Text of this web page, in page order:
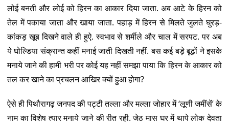
लोई बनती और लोई को हिरन का आकार दिया जाता. अब आटे के हिरन को
तेल में पकाया जाता और खाया जाता. पहाड़ में हिरन से मिलते जुलते घुरड़-
कांकड़ खूब दिखने वाले ही हुऐ. स्वभाव से शर्मीले और चाल में सरपट. पर अब
ये घोल्डिया संक्रान्त कहीं मनाई जाती दिखती नहीं. बस कई बड़े बूढ़ों ने इसके
मनाये जाने की हामी भरी पर कोई यह नहीं समझा पाया कि हिरन के आकार को
तल कर खाने का प्रचलन आखिर क्यों हुआ होगा?
ऐसे ही पिथौरागढ़ जनपद की पट्टी तल्ला और मल्ला जोहार में ‘लूणी जमींसें’ के
नाम का विशेष त्यार मनाये जाने की रीत रही. जेठ मास घर में थापे लोक देवता